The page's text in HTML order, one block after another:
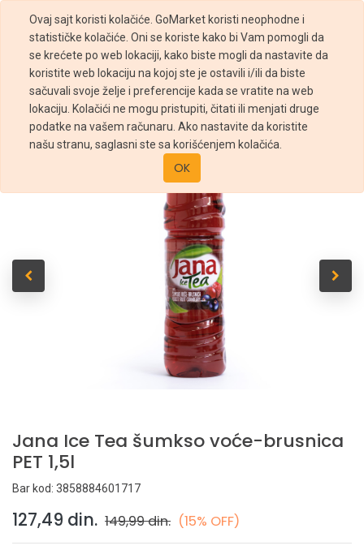
Ovaj sajt koristi kolačiće. GoMarket koristi neophodne i
statističke kolačiće. Oni se koriste kako bi Vam pomogli da
se krećete po web lokaciji, kako biste mogli da nastavite da
koristite web lokaciju na kojoj ste je ostavili i/ili da biste
sačuvali svoje želje i preferencije kada se vratite na web
lokaciju. Kolačići ne mogu pristupiti, čitati ili menjati druge
podatke na vašem računaru. Ako nastavite da koristite
našu stranu, saglasni ste sa korišćenjem kolačića.
OK
Prodavnica Jana Ice Tea šumkso voće-brusnica PET 1,5l
Jana Ice Tea šumkso voće-brusnica
PET 1,5l
Bar kod: 3858884601717
127,49 din. 149,99din. (15% OFF)